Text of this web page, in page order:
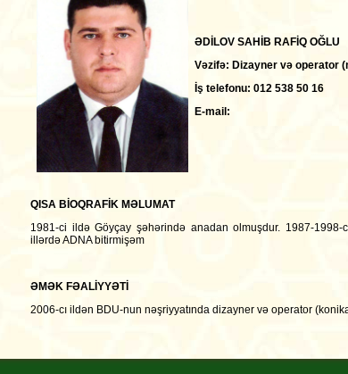
ƏDİLOV SAHİB RAFİQ OĞLU
Vəzifə: Dizayner və operator
İş telefonu: 012 538 50 16
E-mail:
QISA BİOQRAFİK MƏLUMAT
1981-ci ildə Göyçay şəhərində anadan olmuşdur. 1987-
illərdə ADNA bitirmişəm
ƏMƏK FƏALİYYƏTİ
2006-cı ildən BDU-nun nəşriyyatında dizayner və operator